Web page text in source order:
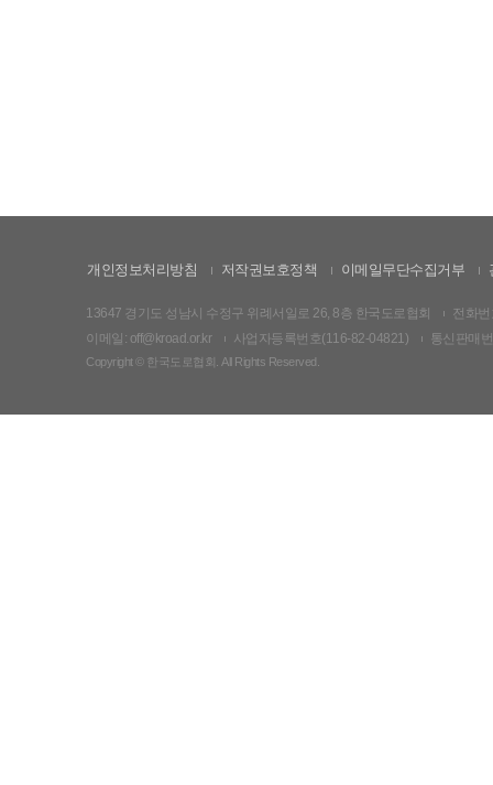
개인정보처리방침 저작권보호정책 이메일무단수집거부
13647 경기도 성남시 수정구 위례서일로 26, 8층 한국도로협회
전화
이메일: off@kroad.or.kr
사업자등록번호(116-82-04821) 통신판매
Copyright © 한국도로협회. All Rights Reserved.